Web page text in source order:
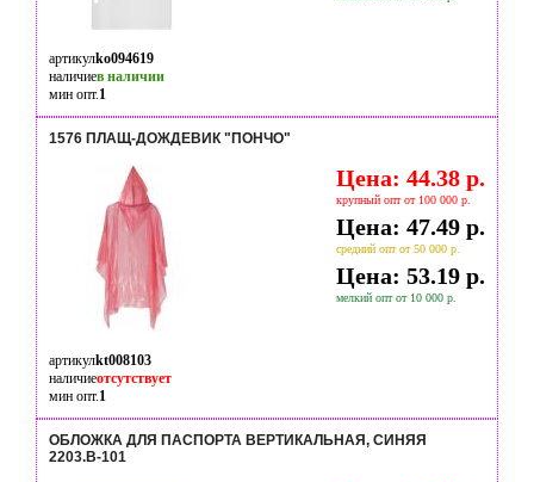
артикулko094619
наличиев наличии
мин опт.1
1576 ПЛАЩ-ДОЖДЕВИК "ПОНЧО"
Цена: 44.38 р.
крупный опт от 100 000 р.
Цена: 47.49 р.
средний опт от 50 000 р.
Цена: 53.19 р.
мелкий опт от 10 000 р.
артикулkt008103
наличиеотсутствует
мин опт.1
ОБЛОЖКА ДЛЯ ПАСПОРТА ВЕРТИКАЛЬНАЯ, СИНЯЯ
2203.В-101